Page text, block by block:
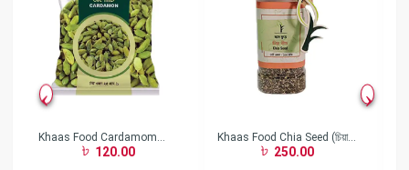
Khaas Food Cardamom
(এলাচ)-(25 gm)120.00
Khaas Food Chia Seed (চিয়া
বীজ)- (150gm)250.00